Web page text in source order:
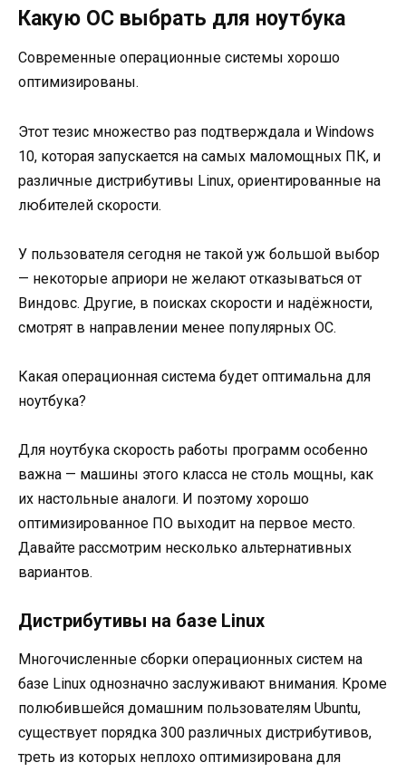
Какую ОС выбрать для ноутбука
Современные операционные системы хорошо
оптимизированы.
Этот тезис множество раз подтверждала и Windows
10, которая запускается на самых маломощных ПК, и
различные дистрибутивы Linux, ориентированные на
любителей скорости.
У пользователя сегодня не такой уж большой выбор
— некоторые априори не желают отказываться от
Виндовс. Другие, в поисках скорости и надёжности,
смотрят в направлении менее популярных ОС.
Какая операционная система будет оптимальна для
ноутбука?
Для ноутбука скорость работы программ особенно
важна — машины этого класса не столь мощны, как
их настольные аналоги. И поэтому хорошо
оптимизированное ПО выходит на первое место.
Давайте рассмотрим несколько альтернативных
вариантов.
Дистрибутивы на базе Linux
Многочисленные сборки операционных систем на
базе Linux однозначно заслуживают внимания. Кроме
полюбившейся домашним пользователям Ubuntu,
существует порядка 300 различных дистрибутивов,
треть из которых неплохо оптимизирована для